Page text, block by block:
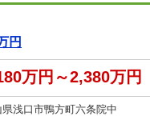
円
万円～2,380万円
県浅口市鴨方町六条院中